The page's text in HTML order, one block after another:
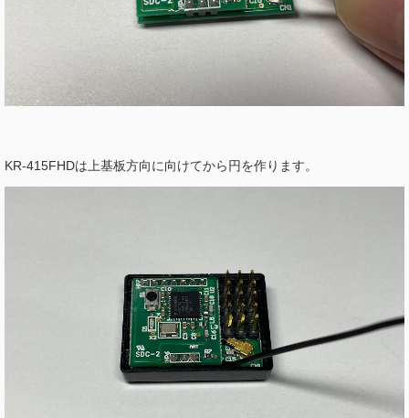
KR-415FHDは上基板方向に向けてから円を作ります。